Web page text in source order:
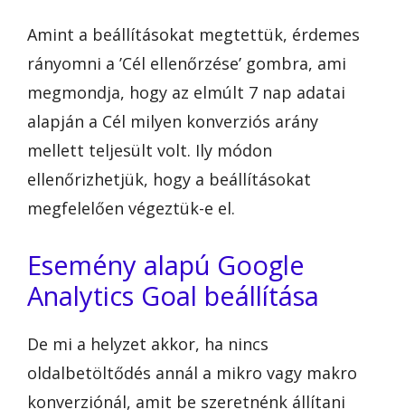
Amint a beállításokat megtettük, érdemes
rányomni a ’Cél ellenőrzése’ gombra, ami
megmondja, hogy az elmúlt 7 nap adatai
alapján a Cél milyen konverziós arány
mellett teljesült volt. Ily módon
ellenőrizhetjük, hogy a beállításokat
megfelelően végeztük-e el.
Esemény alapú Google
Analytics Goal beállítása
De mi a helyzet akkor, ha nincs
oldalbetöltődés annál a mikro vagy makro
konverziónál, amit be szeretnénk állítani